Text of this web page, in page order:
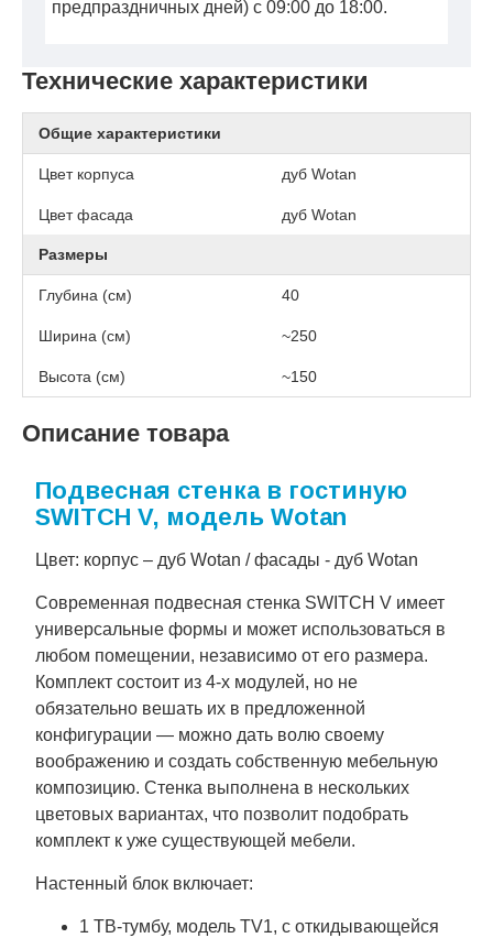
Технические характеристики
Общие характеристики
Цвет корпуса дуб Wotan
Цвет фасада дуб Wotan
Размеры
Глубина (см) 40
Ширина (см) ~250
Высота (см) ~150
Описание товара
Подвесная стенка в гостиную
SWITCH V, модель Wotan
Цвет: корпус – дуб Wotan / фасады - дуб Wotan
Современная подвесная стенка SWITCH V имеет
универсальные формы и может использоваться в
любом помещении, независимо от его размера.
Комплект состоит из 4-х модулей, но не
обязательно вешать их в предложенной
конфигурации — можно дать волю своему
воображению и создать собственную мебельную
композицию. Стенка выполнена в нескольких
цветовых вариантах, что позволит подобрать
комплект к уже существующей мебели.
Настенный блок включает:
1 ТВ-тумбу, модель TV1, с откидывающейся
предпраздничных дней) с 09:00 до 18:00.